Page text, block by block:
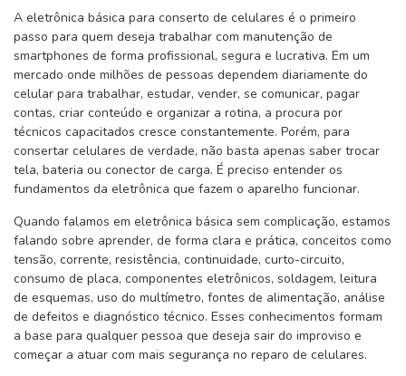
A eletrônica básica para conserto de celulares é o primeiro
passo para quem deseja trabalhar com manutenção de
smartphones de forma profissional, segura e lucrativa. Em um
mercado onde milhões de pessoas dependem diariamente do
celular para trabalhar, estudar, vender, se comunicar, pagar
contas, criar conteúdo e organizar a rotina, a procura por
técnicos capacitados cresce constantemente. Porém, para
consertar celulares de verdade, não basta apenas saber trocar
tela, bateria ou conector de carga. É preciso entender os
fundamentos da eletrônica que fazem o aparelho funcionar.
Quando falamos em eletrônica básica sem complicação, estamos
falando sobre aprender, de forma clara e prática, conceitos como
tensão, corrente, resistência, continuidade, curto-circuito,
consumo de placa, componentes eletrônicos, soldagem, leitura
de esquemas, uso do multímetro, fontes de alimentação, análise
de defeitos e diagnóstico técnico. Esses conhecimentos formam
a base para qualquer pessoa que deseja sair do improviso e
começar a atuar com mais segurança no reparo de celulares.